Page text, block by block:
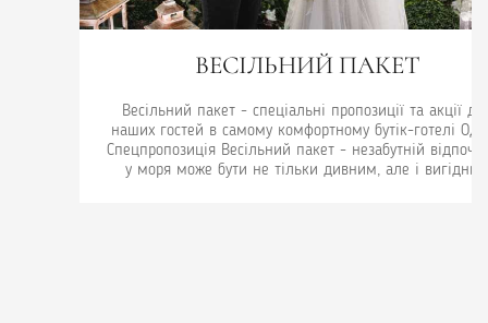
ВЕСІЛЬНИЙ ПАКЕТ
Весільний пакет - спеціальні пропозиції та акції для
наших гостей в самому комфортному бутік-готелі Одеси.
Спецпропозиція Весільний пакет - незабутній відпочинок
у моря може бути не тільки дивним, але і вигідним